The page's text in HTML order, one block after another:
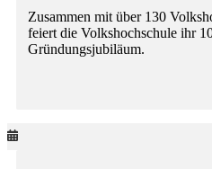
Zusammen mit über 130
feiert die Volkshochschule ihr
Gründungsjubiläum.